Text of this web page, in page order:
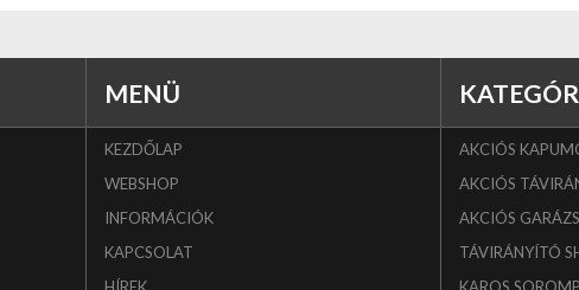
MENÜ
KEZDŐLAP
WEBSHOP
INFORMÁCIÓK
KAPCSOLAT
HÍREK
AKCIÓS
AKCIÓS
AKCIÓS
TÁVIRÁNYÍTÓ
KAROS